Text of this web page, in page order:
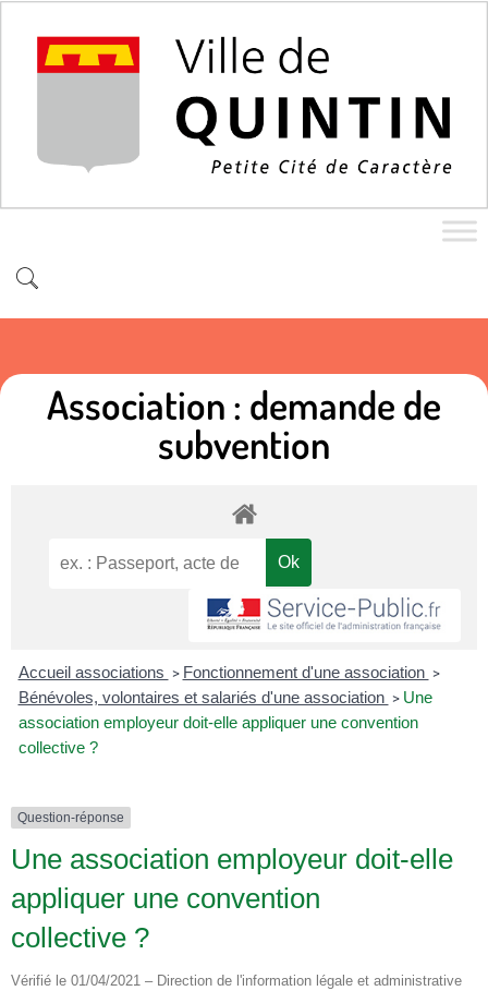
Association : demande de
subvention
Accueil associations > Fonctionnement d'une association >
Bénévoles, volontaires et salariés d'une association > Une
association employeur doit-elle appliquer une convention
collective ?
Question-réponse
Une association employeur doit-elle
appliquer une convention
collective ?
Vérifié le 01/04/2021 – Direction de l'information légale et administrative